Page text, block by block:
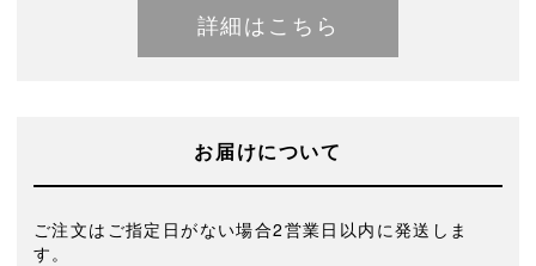
詳細はこちら
お届けについて
ご注文はご指定日がない場合2営業日以内に発送しま
す。